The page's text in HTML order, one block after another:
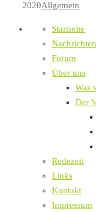
2020Allgemein
Startseite
Nachrichten
Forum
Über uns
Was
Der
Redezeit
Links
Kontakt
Impressum